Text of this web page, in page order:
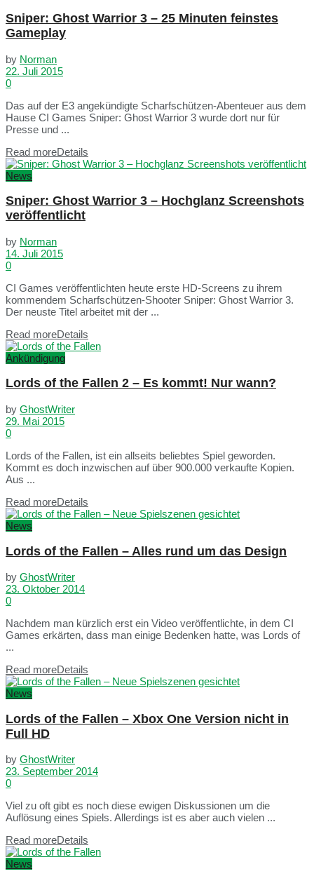
Sniper: Ghost Warrior 3 – 25 Minuten feinstes
Gameplay
by Norman
22. Juli 2015
0
Das auf der E3 angekündigte Scharfschützen-Abenteuer aus dem
Hause CI Games Sniper: Ghost Warrior 3 wurde dort nur für
Presse und ...
Read moreDetails
News
Sniper: Ghost Warrior 3 – Hochglanz Screenshots
veröffentlicht
by Norman
14. Juli 2015
0
CI Games veröffentlichten heute erste HD-Screens zu ihrem
kommendem Scharfschützen-Shooter Sniper: Ghost Warrior 3.
Der neuste Titel arbeitet mit der ...
Read moreDetails
Ankündigung
Lords of the Fallen 2 – Es kommt! Nur wann?
by GhostWriter
29. Mai 2015
0
Lords of the Fallen, ist ein allseits beliebtes Spiel geworden.
Kommt es doch inzwischen auf über 900.000 verkaufte Kopien.
Aus ...
Read moreDetails
News
Lords of the Fallen – Alles rund um das Design
by GhostWriter
23. Oktober 2014
0
Nachdem man kürzlich erst ein Video veröffentlichte, in dem CI
Games erkärten, dass man einige Bedenken hatte, was Lords of
...
Read moreDetails
News
Lords of the Fallen – Xbox One Version nicht in
Full HD
by GhostWriter
23. September 2014
0
Viel zu oft gibt es noch diese ewigen Diskussionen um die
Auflösung eines Spiels. Allerdings ist es aber auch vielen ...
Read moreDetails
News